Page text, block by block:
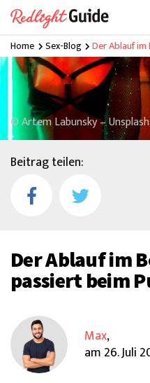
Home Sex-Blog
© Artem Labunsky – Unsplash
Beitrag teilen:
Der Ablauf im
passiert beim
Max,
am 26. Juli